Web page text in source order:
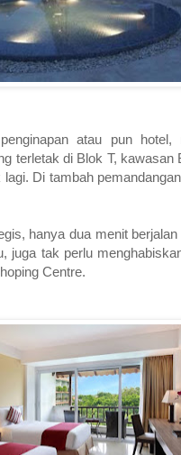
atau pun
terletak di Blok T,
Di tambah
hanya dua menit
juga tak perlu
Centre.